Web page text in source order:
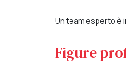
Un team esperto è
Figure